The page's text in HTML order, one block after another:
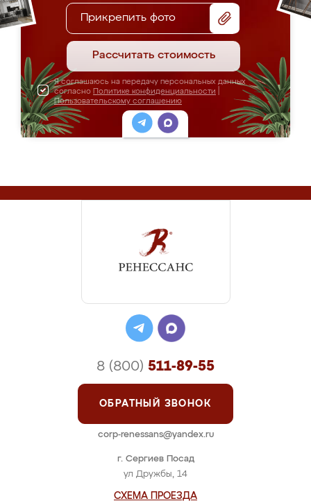
Прикрепить фото
Рассчитать стоимость
Я соглашаюсь на передачу персональных данных
согласно Политике конфиденциальности
Пользовательскому соглашению
г. Сергиев Посад
ул Дружбы, 14
СХЕМА ПРОЕЗДА
8 (800) 511-89-55
ОБРАТНЫЙ ЗВОНОК
corp-renessans@yandex.ru